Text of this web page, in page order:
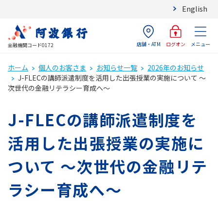
English
金融機関コード0172 店舗・ATM ログオン メニュー
ホーム 個人のお客さま お知らせ一覧
2026年のお知らせ
J-FLECの講師派遣制度を活用した出張授業の実施について ～
次世代の金融リテラシー育成へ～
J-FLECの講師派遣制度を
活用した出張授業の実施に
ついて ～次世代の金融リテ
ラシー育成へ～